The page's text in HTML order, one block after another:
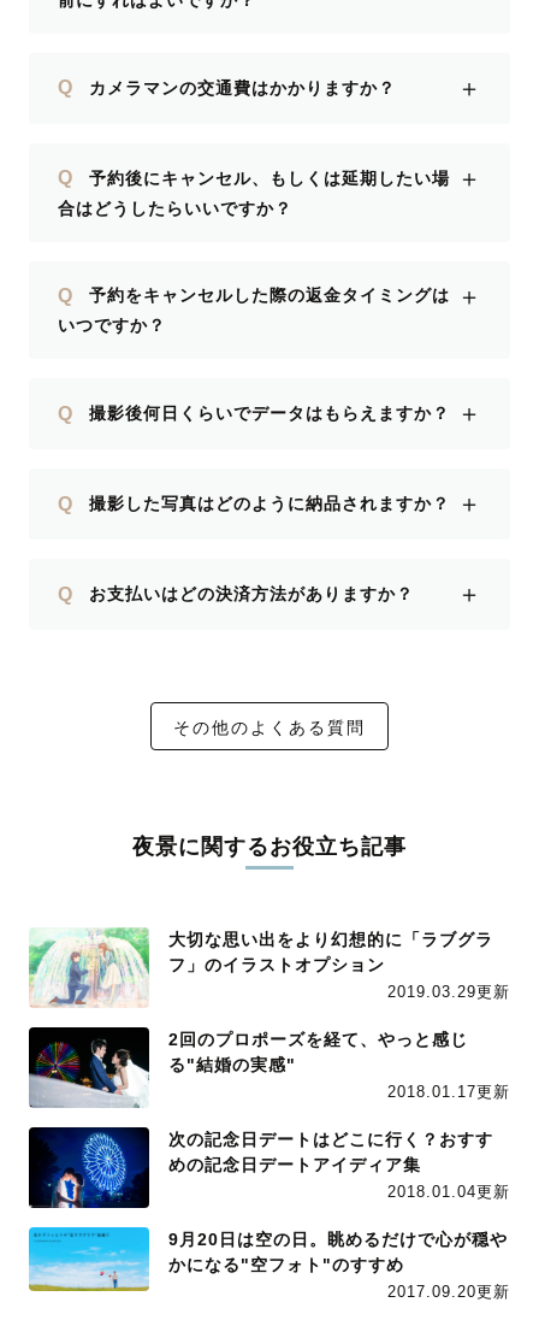
Q カメラマンの交通費はかかりますか？ ＋
Q
予約後にキャンセル、もしくは延期したい場
合はどうしたらいいですか？
＋
Q
予約をキャンセルした際の返金タイミングは
いつですか？
＋
Q 撮影後何日くらいでデータはもらえますか？ ＋
Q 撮影した写真はどのように納品されますか？ ＋
Q お支払いはどの決済方法がありますか？ ＋
その他のよくある質問
夜景に関するお役立ち記事
大切な思い出をより幻想的に「ラブグラ
フ」のイラストオプション
2019.03.29更新
2回のプロポーズを経て、やっと感じ
る"結婚の実感"
2018.01.17更新
次の記念日デートはどこに行く？おすす
めの記念日デートアイディア集
2018.01.04更新
9月20日は空の日。眺めるだけで心が穏や
かになる"空フォト"のすすめ
2017.09.20更新